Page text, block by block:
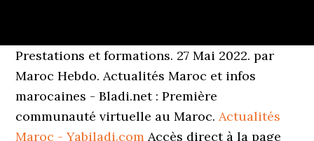
Prestations et formations. 27 Mai 2022. par
Maroc Hebdo. Actualités Maroc et infos
marocaines - Bladi.net : Première
communauté virtuelle au Maroc.Actualités
Maroc - Yabiladi.com Accès direct à la page